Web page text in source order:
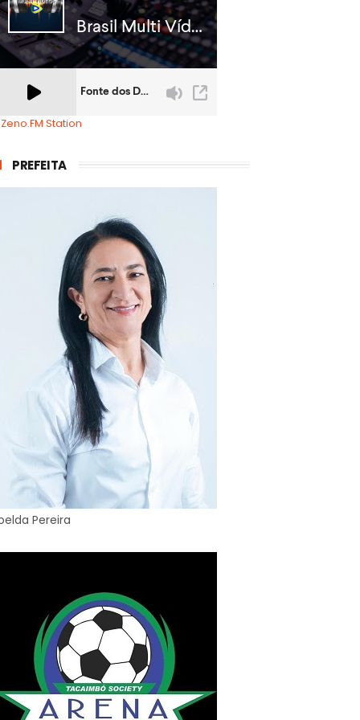
Station
PREFEITA
Pereira